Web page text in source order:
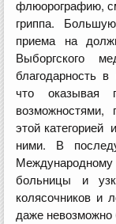
флюорографию,
гриппа.
приема на
Выборгского
благодарность
что
возможностями,
этой
ними. В
больницы и
колясочников и
даже невозможно